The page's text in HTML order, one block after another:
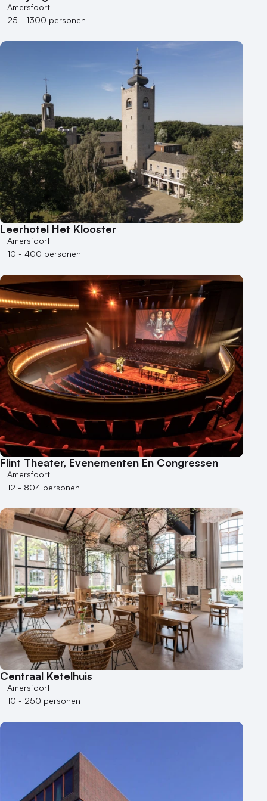
Amersfoort
25 - 1300 personen
Leerhotel Het Klooster
Amersfoort
10 - 400 personen
Flint Theater, Evenementen En Congressen
Amersfoort
12 - 804 personen
Centraal Ketelhuis
Amersfoort
10 - 250 personen